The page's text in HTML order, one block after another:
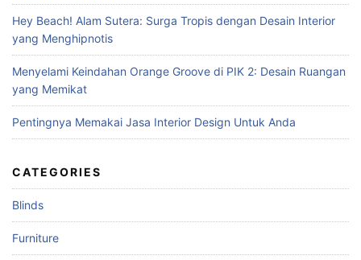
Hey Beach! Alam Sutera: Surga Tropis dengan Desain Interior
yang Menghipnotis
Menyelami Keindahan Orange Groove di PIK 2: Desain Ruangan
yang Memikat
Pentingnya Memakai Jasa Interior Design Untuk Anda
CATEGORIES
Blinds
Furniture